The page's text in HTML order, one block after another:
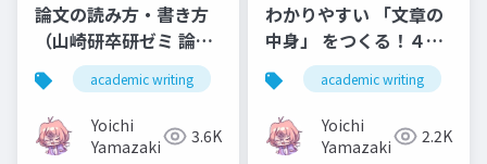
論文の読み方・書き方
（山崎研卒研ゼミ 論文
紹介入門）academic writing technical writing 卒論
Yoichi
Yamazaki
3.6K
わかりやすい 「文章の
中身」 をつくる！４つ
の原則・10のルール
（山崎研卒研ゼミ）
academic writing
Yoichi
Yamazaki
2.2K